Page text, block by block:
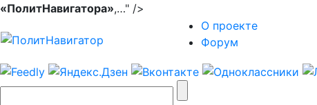
«ПолитНавигатора»,…" />
О проекте
Форум